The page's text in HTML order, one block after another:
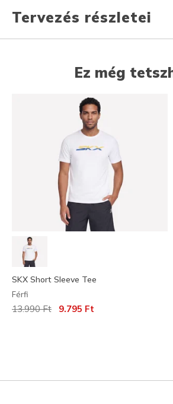
Tervezés részletei
Ez még
SKX Short Sleeve Tee
Férfi
Az ár a következőhöz képest csökkent:
13.990 Ft címzett:
9.795 Ft